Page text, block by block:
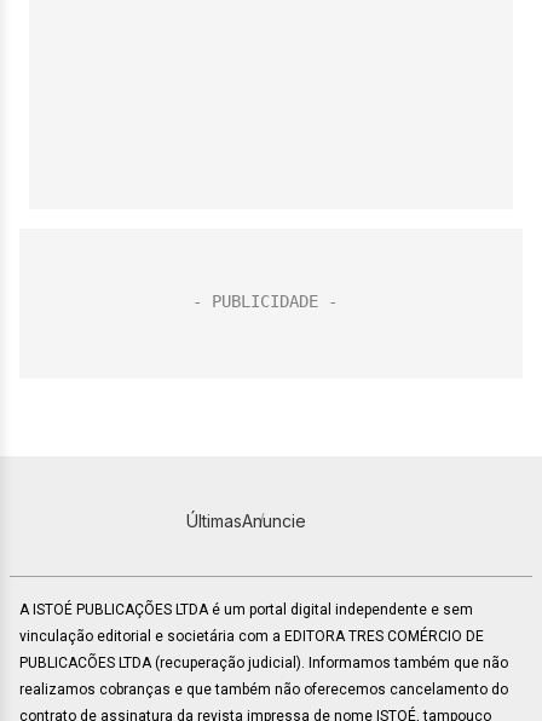
ÚltimasAnuncie
A ISTOÉ PUBLICAÇÕES LTDA é um portal digital independente e sem
vinculação editorial e societária com a EDITORA TRES COMÉRCIO DE
PUBLICACÕES LTDA (recuperação judicial). Informamos também que não
realizamos cobranças e que também não oferecemos cancelamento do
contrato de assinatura da revista impressa de nome ISTOÉ, tampouco